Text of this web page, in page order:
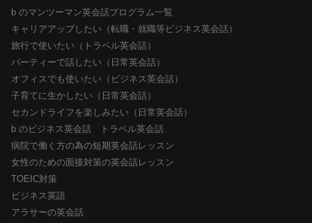
b のマンツーマン英会話プログラム一覧
キャリアアップしたい（転職・就職等ビジネス英会話）
旅行で使いたい（トラベル英会話）
パーティーで話したい（日常英会話）
オフィスでも使いたい（ビジネス英会話）
子育てに生かしたい（日常英会話）
セカンドライフを楽しみたい（日常英会話）
b のビジネス英会話 トラベル英会話
病院で働く方の為の短期英会話レッスン
女性のための面接対策の英会話レッスン
TOEIC対策
ビジネス英語
アラサーの英会話